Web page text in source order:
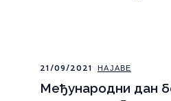
21/09/2021 НАЈАВЕ
Међународни дан